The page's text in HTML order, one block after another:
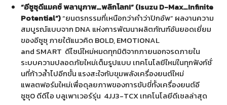
“อีซูซุดีแมคซ์พลานุภาพ…พลิกโลก!”(Isuzu D-Max…Infinite
Potential”)“ยนตรกรรมที่เหนือกว่าคำว่าปิกอัพ” ผลงานความ
สมบูรณ์แบบจาก DNA แห่งการพัฒนาผลิตภัณฑ์อันยอดเยี่ยม
ของอีซูซุ ภายใต้แนวคิด BOLD, EMOTIONAL
and SMART ดีไซน์ใหม่หมดทุกมิติจากภายนอกจรดภายใน
ระบบความปลอดภัยใหม่เต็มรูปแบบ เทคโนโลยีใหม่ในทุกฟังก์ชั่
นที่ก้าวล้ำไปอีกขั้น แรงสะใจกับขุมพลังเครื่องยนต์ใหม่
แพลตฟอร์มใหม่เพื่อดุลยภาพของการขับขี่ทั้งเครื่องยนต์อี
ซูซุ0 ดีดีไอ บลูเพาเวอร์รุ่น 4JJ3-TCX เทคโนโลยีดีเซลล่าสุด